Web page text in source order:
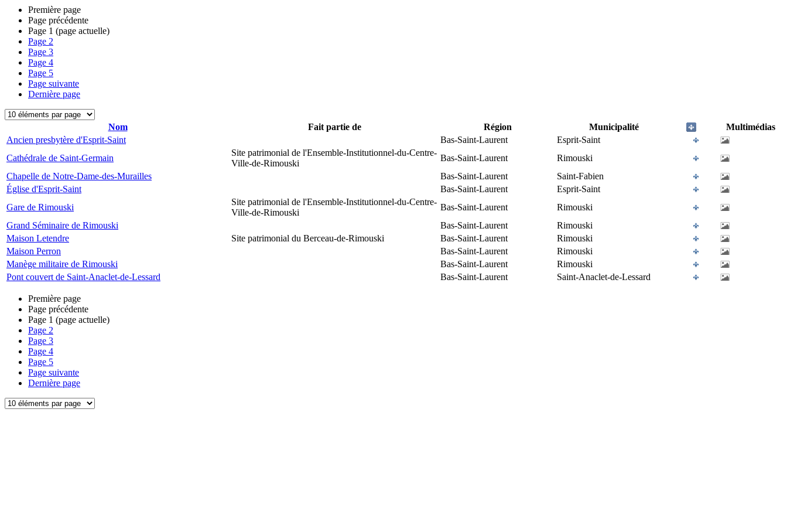
Première page
Page précédente
Page 1 (page actuelle)
Page 2
Page 3
Page 4
Page 5
Page suivante
Dernière page
Nom Fait partie de Région Municipalité
Multimédias
Ancien presbytère d'Esprit-Saint
Bas-Saint-Laurent
Esprit-Saint
Cathédrale de Saint-Germain
Site patrimonial de l'Ensemble-Institutionnel-du-Centre-
Ville-de-Rimouski
Bas-Saint-Laurent
Rimouski
Chapelle de Notre-Dame-des-Murailles
Bas-Saint-Laurent
Saint-Fabien
Église d'Esprit-Saint
Bas-Saint-Laurent
Esprit-Saint
Gare de Rimouski
Site patrimonial de l'Ensemble-Institutionnel-du-Centre-
Ville-de-Rimouski
Bas-Saint-Laurent
Rimouski
Grand Séminaire de Rimouski
Bas-Saint-Laurent
Rimouski
Maison Letendre
Site patrimonial du Berceau-de-Rimouski Bas-Saint-Laurent
Rimouski
Maison Perron
Bas-Saint-Laurent
Rimouski
Manège militaire de Rimouski
Bas-Saint-Laurent
Rimouski
Pont couvert de Saint-Anaclet-de-Lessard
Bas-Saint-Laurent Saint-Anaclet-de-Lessard
Première page
Page précédente
Page 1 (page actuelle)
Page 2
Page 3
Page 4
Page 5
Page suivante
Dernière page